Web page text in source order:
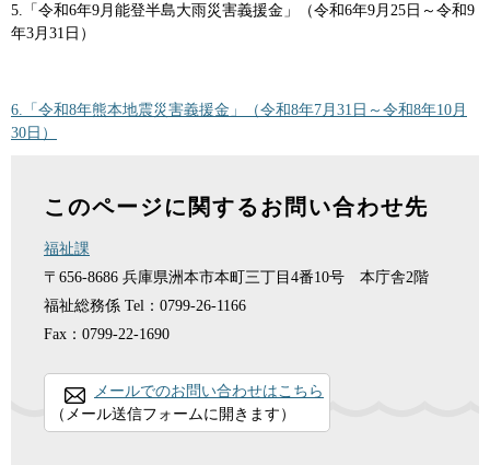
5.「令和6年9月能登半島大雨災害義援金」（令和6年9月25日～令和9
年3月31日）
6.「令和8年熊本地震災害義援金」（令和8年7月31日～令和8年10月
30日）
このページに関するお問い合わせ先
福祉課
〒656-8686 兵庫県洲本市本町三丁目4番10号 本庁舎2階
福祉総務係 Tel：0799-26-1166
Fax：0799-22-1690
メールでのお問い合わせはこちら
（メール送信フォームに開きます）